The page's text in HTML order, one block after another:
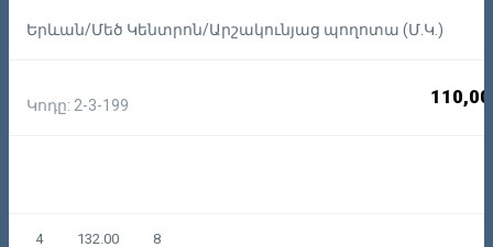
Երևան/Մեծ Կենտրոն/Արշակունյաց պողոտա (Մ.Կ.)
Կոդը: 2-3-199
4 132.00 8